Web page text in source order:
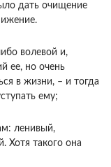
дать очищение
волевой и,
ее, но очень
в жизни, – и тогда
ему;
ленивый,
Хотя такого она